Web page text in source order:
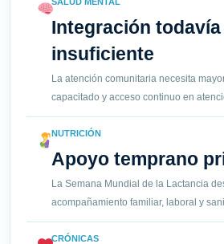
Integración todavía
insuficiente
La atención comunitaria necesita
capacitado y acceso continuo en
NUTRICIÓN
Apoyo temprano
La Semana Mundial de la Lactancia
acompañamiento familiar, laboral y
CRÓNICAS